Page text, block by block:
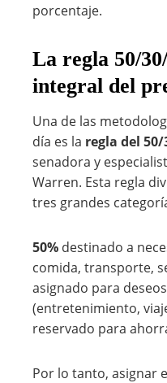
porcentaje.
La regla 50/
integral del
Una de las
día es la regla del
senadora y
Warren. Esta regla
tres grandes
50% destinado a
comida, transporte,
asignado para
(entretenimiento,
reservado para
Por lo tanto, asignar